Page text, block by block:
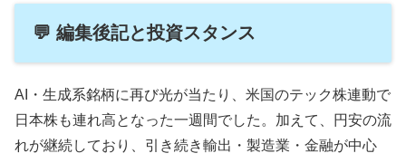
💬 編集後記と投資スタンス
AI・生成系銘柄に再び光が当たり、米国のテック株連動で
日本株も連れ高となった一週間でした。加えて、円安の流
れが継続しており、引き続き輸出・製造業・金融が中心